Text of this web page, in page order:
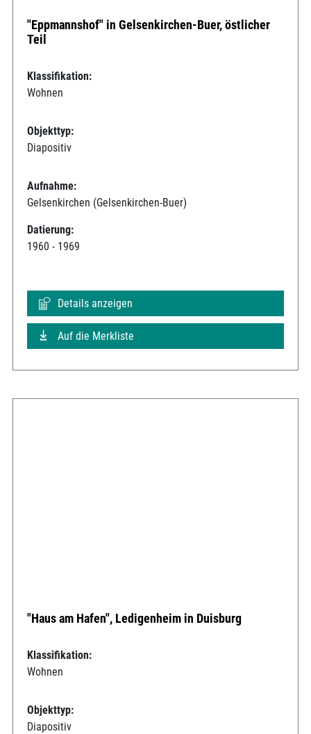
"Eppmannshof" in Gelsenkirchen-Buer, östlicher
Teil
Klassifikation:
Wohnen
Objekttyp:
Diapositiv
Aufnahme:
Gelsenkirchen (Gelsenkirchen-Buer)
Datierung:
1960 - 1969
Details anzeigen
Auf die Merkliste
"Haus am Hafen", Ledigenheim in Duisburg
Klassifikation:
Wohnen
Objekttyp:
Diapositiv